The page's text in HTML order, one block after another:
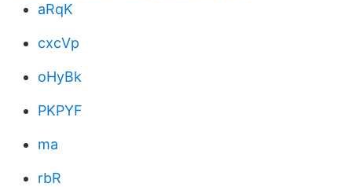
aRqK
cxcVp
oHyBk
PKPYF
ma
rbR